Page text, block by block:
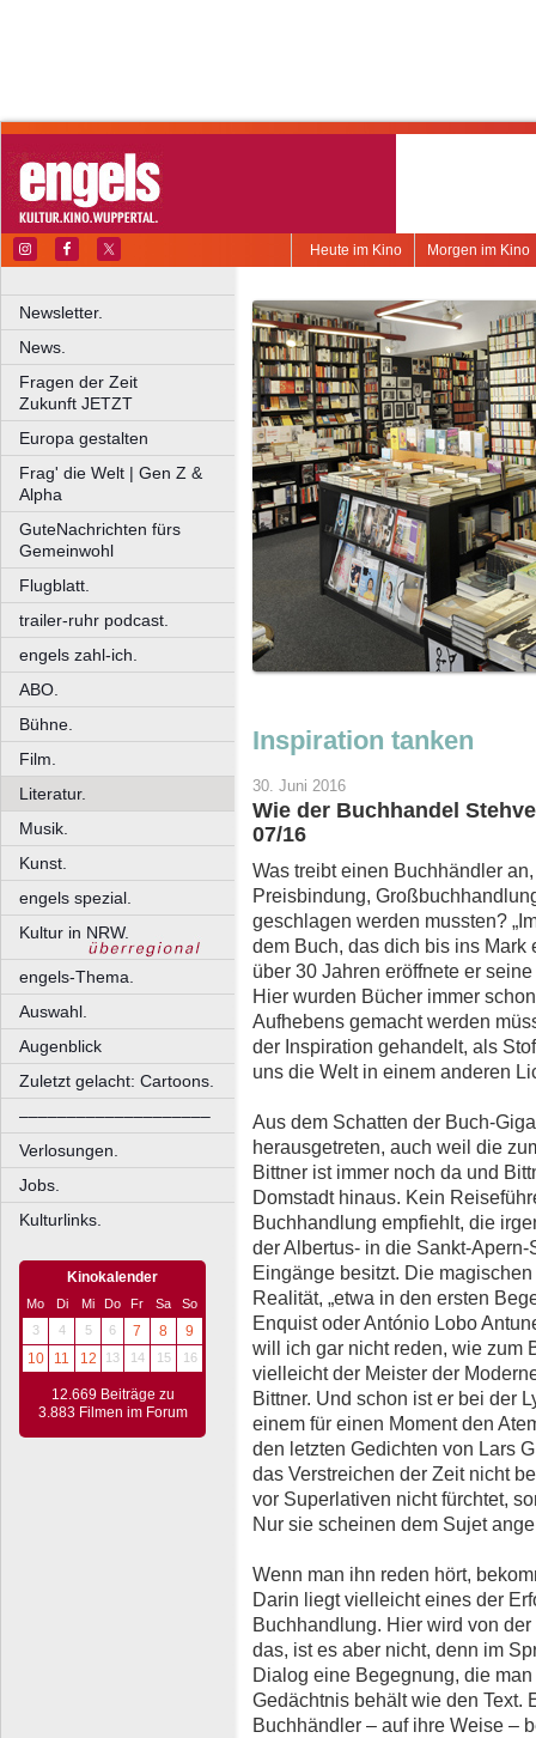
Morgen im Kino
Heute im Kino
Newsletter.
News.
Fragen der Zeit
Zukunft JETZT
Europa gestalten
Frag' die Welt | Gen Z &
Alpha
GuteNachrichten fürs
Gemeinwohl
Flugblatt.
trailer-ruhr podcast.
engels zahl-ich.
ABO.
Bühne.
Film.
Literatur.
Musik.
Kunst.
engels spezial.
Kultur in NRW.
engels-Thema.
Auswahl.
Augenblick
Zuletzt gelacht: Cartoons.
––––––––––––––––––––
Verlosungen.
Jobs.
Kulturlinks.
Kinokalender
Mo Di Mi Do Fr Sa
So
3
4 5 6 7 8
9
10
11 12 13 14 15 16
12.669 Beiträge zu
3.883 Filmen im Forum
Inspiration tanken
30. Juni 2016
Wie der Buchhandel
07/16
Was treibt einen Buchhändler
Preisbindung,
geschlagen werden mussten?
dem Buch, das dich bis ins Mark
über 30 Jahren eröffnete er
Hier wurden Bücher immer
Aufhebens gemacht werden
der Inspiration gehandelt, als
uns die Welt in einem anderen
Aus dem Schatten der Buch-
herausgetreten, auch weil die
Bittner ist immer noch da und
Domstadt hinaus. Kein
Buchhandlung empfiehlt, die
der Albertus- in die Sankt-
Eingänge besitzt. Die
Realität, „etwa in den ersten
Enquist oder António Lobo
will ich gar nicht reden, wie zum
vielleicht der Meister der
Bittner. Und schon ist er bei der
einem für einen Moment den
den letzten Gedichten von Lars
das Verstreichen der Zeit nicht
vor Superlativen nicht fürchtet,
Nur sie scheinen dem Sujet
Wenn man ihn reden hört,
Darin liegt vielleicht eines der
Buchhandlung. Hier wird von
das, ist es aber nicht, denn im
Dialog eine Begegnung, die
Gedächtnis behält wie den Text.
Buchhändler – auf ihre Weise –